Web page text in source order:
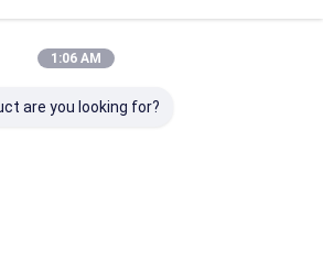
1:06 AM
are you looking for?